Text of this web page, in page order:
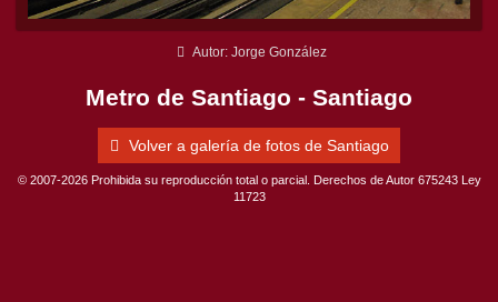
Autor: Jorge González
Metro de Santiago - Santiago
Volver a galería de fotos de Santiago
© 2007-2026 Prohibida su reproducción total o parcial. Derechos de Autor 675243 Ley
11723